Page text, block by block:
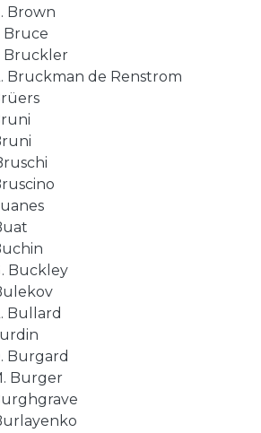
Brown
Bruce
Bruckler
Bruckman de Renstrom
Buckley
Bullard
Burgard
Burger